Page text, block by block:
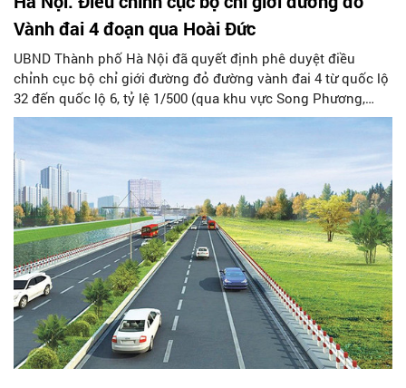
Vành đai 4 đoạn qua Hoài Đức
UBND Thành phố Hà Nội đã quyết định phê duyệt điều
chỉnh cục bộ chỉ giới đường đỏ đường vành đai 4 từ quốc lộ
32 đến quốc lộ 6, tỷ lệ 1/500 (qua khu vực Song Phương,
Hoài Đức liên quan đến đê sông Đáy).